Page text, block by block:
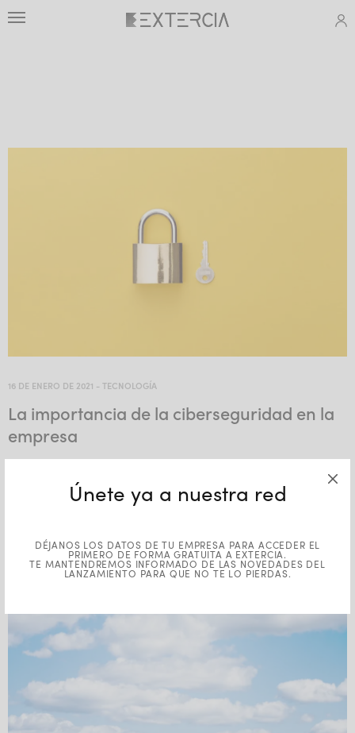
Únete ya a nuestra red
DÉJANOS LOS DATOS DE TU EMPRESA PARA ACCEDER EL
PRIMERO DE FORMA GRATUITA A EXTERCIA.
TE MANTENDREMOS INFORMADO DE LAS NOVEDADES DEL
LANZAMIENTO PARA QUE NO TE LO PIERDAS.
16 DE ENERO DE 2021 - TECNOLOGÍA
La importancia de la ciberseguridad en la
empresa
comunicación noticias relacionadas con ciberataques a personas,
empresas, organizaciones, e incluso a la propia Administración…